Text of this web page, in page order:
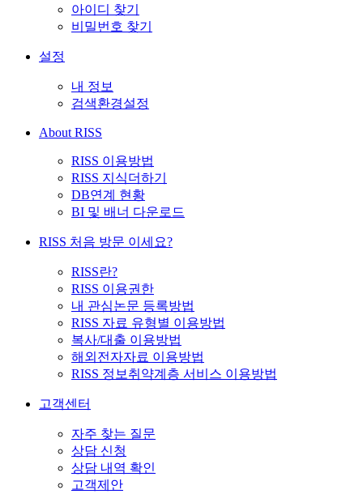
아이디 찾기
비밀번호 찾기
설정
내 정보
검색환경설정
About RISS
RISS 이용방법
RISS 지식더하기
DB연계 현황
BI 및 배너 다운로드
RISS 처음 방문 이세요?
RISS란?
RISS 이용권한
내 관심논문 등록방법
RISS 자료 유형별 이용방법
복사/대출 이용방법
해외전자자료 이용방법
RISS 정보취약계층 서비스 이용방법
고객센터
자주 찾는 질문
상담 신청
상담 내역 확인
고객제안